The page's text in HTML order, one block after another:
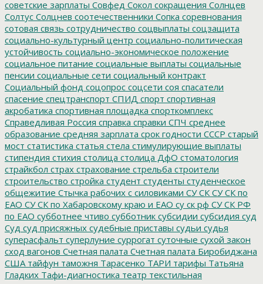
советские зарплаты Совфед Сокол сокращения Солнцев
Солтус Солцнев соотечественники Сопка соревнования
сотовая связь сотрудничество соцвыплаты соцзащита
социально-культурный центр социально-политическая
устойчивость социально-экономическое положение
социальное питание социальные выплаты социальные
пенсии социальные сети социальный контракт
Социальный фонд соцопрос соцсети соя спасатели
спасение спецтранспорт СПИД спорт спортивная
акробатика спортивная площадка спорткомплекс
Справедливая Россия справка справки СПЧ среднее
образование средняя зарплата срок годности СССР старый
мост статистика статья стела стимулирующие выплаты
стипендия стихия столица столица ДфО стоматология
страйкбол страх страхование стрельба строители
строительство стройка студент студенты студенческое
общежитие Стычка рабочих с силовиками СУ СК СУ СК по
ЕАО СУ СК по Хабаровскому краю и ЕАО су ск рф СУ СК РФ
по ЕАО субботнее чтиво субботник субсидии субсидия суд
Суд суд присяжных судебные приставы судьи судья
суперасфальт суперлуние суррогат суточные сухой закон
сход вагонов Счетная палата Счетная палата Биробиджана
США тайфун таможня Тарасенко ТАРИ тарифы Татьяна
Гладких Тафи-диагностика театр текстильная